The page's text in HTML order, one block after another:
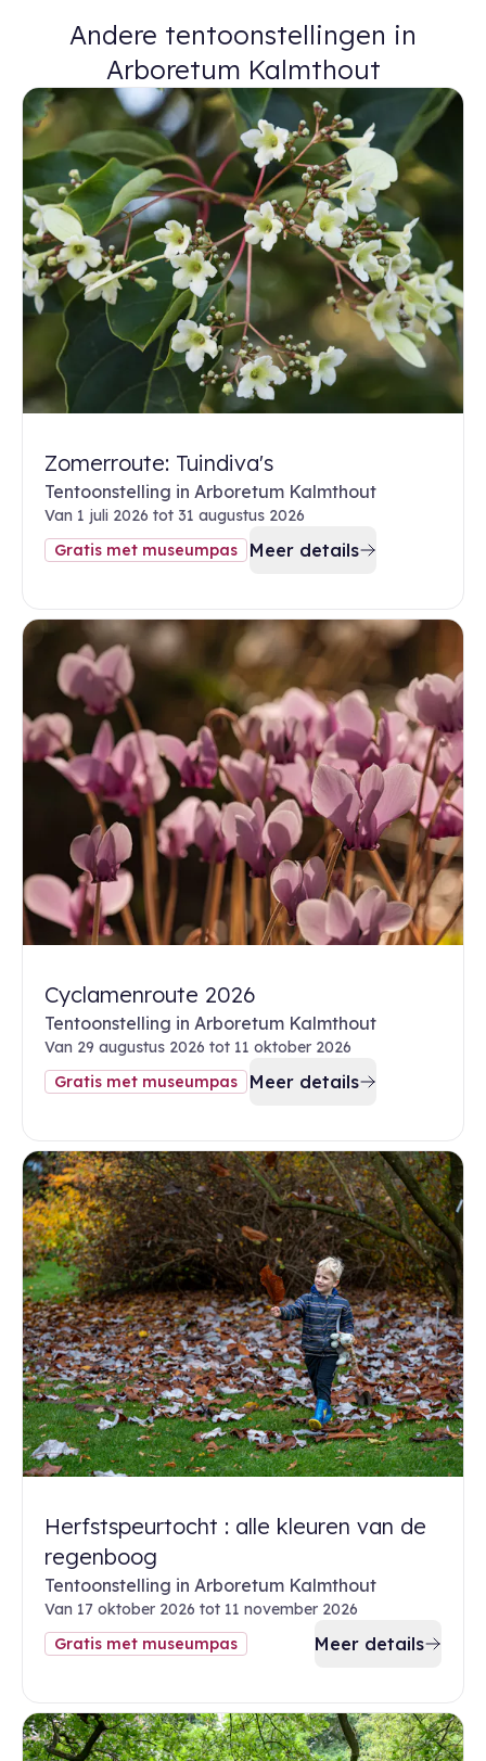
Andere tentoonstellingen in
Arboretum Kalmthout
Zomerroute: Tuindiva's
Tentoonstelling in Arboretum Kalmthout
Van 1 juli 2026 tot 31 augustus 2026
Gratis met museumpas
Meer details
Cyclamenroute 2026
Tentoonstelling in Arboretum Kalmthout
Van 29 augustus 2026 tot 11 oktober 2026
Gratis met museumpas
Meer details
Herfstspeurtocht : alle kleuren van de
regenboog
Tentoonstelling in Arboretum Kalmthout
Van 17 oktober 2026 tot 11 november 2026
Gratis met museumpas
Meer details